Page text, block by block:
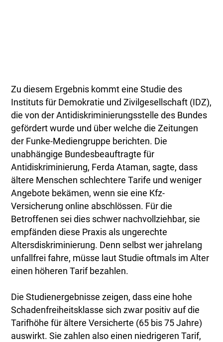
Zu diesem Ergebnis kommt eine Studie des
Instituts für Demokratie und Zivilgesellschaft (IDZ),
die von der Antidiskriminierungsstelle des Bundes
gefördert wurde und über welche die Zeitungen
der Funke-Mediengruppe berichten. Die
unabhängige Bundesbeauftragte für
Antidiskriminierung, Ferda Ataman, sagte, dass
ältere Menschen schlechtere Tarife und weniger
Angebote bekämen, wenn sie eine Kfz-
Versicherung online abschlössen. Für die
Betroffenen sei dies schwer nachvollziehbar, sie
empfänden diese Praxis als ungerechte
Altersdiskriminierung. Denn selbst wer jahrelang
unfallfrei fahre, müsse laut Studie oftmals im Alter
einen höheren Tarif bezahlen.
Die Studienergebnisse zeigen, dass eine hohe
Schadenfreiheitsklasse sich zwar positiv auf die
Tarifhöhe für ältere Versicherte (65 bis 75 Jahre)
auswirkt. Sie zahlen also einen niedrigeren Tarif,